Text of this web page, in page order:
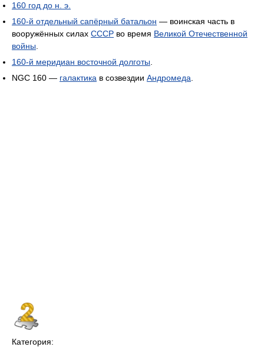
160 год до н. э.
160-й отдельный сапёрный батальон — воинская часть в
вооружённых силах СССР во время Великой Отечественной
войны
160-й меридиан восточной долготы
NGC 160 — галактика в созвездии Андромеда
Категория: